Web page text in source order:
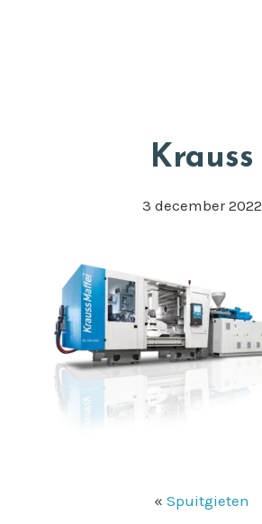
Krauss
3 december 2022
« Spuitgieten